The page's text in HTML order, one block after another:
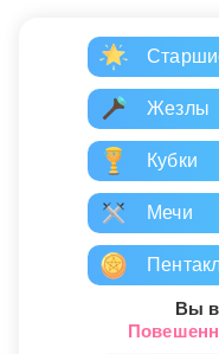
Жезлы
Кубки
Мечи
Вы